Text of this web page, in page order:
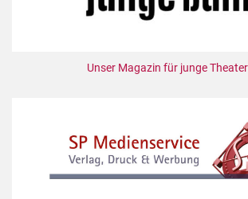
Unser Magazin für junge